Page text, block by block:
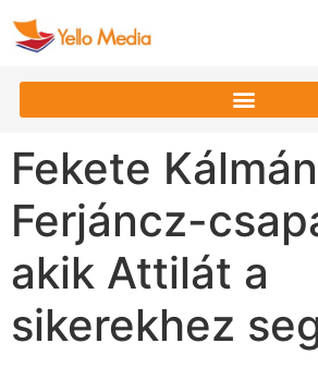
Fekete
Ferjáncz-
akik Attilát a
sikerekhez